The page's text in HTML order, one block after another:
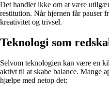
Det handler ikke om at være
restitution. Når hjernen får pauser
kreativitet og trivsel.
Teknologi som
Selvom teknologien kan være en
aktivt til at skabe balance. Mange
hjælpe med netop det: